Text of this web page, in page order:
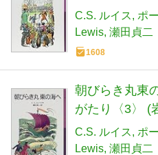
C.S. ルイス ポ
Lewis 瀬田貞二
1608
朝びらき丸東
がたり〈3〉 (
C.S. ルイス ポ
Lewis 瀬田貞二